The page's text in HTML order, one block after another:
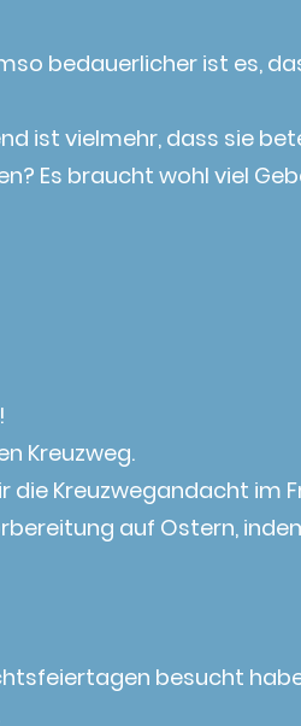
bedauerlicher ist es,
ist vielmehr, dass sie
Es braucht wohl viel
Kreuzweg.
Kreuzwegandacht im
auf Ostern,
besucht